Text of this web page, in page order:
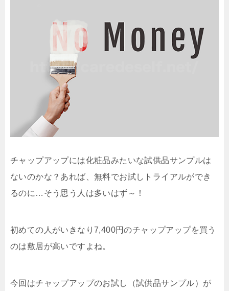
チャップアップには化粧品みたいな試供品サンプルは
ないのかな？あれば、無料でお試しトライアルができ
るのに…そう思う人は多いはず～！
初めての人がいきなり7,400円のチャップアップを買う
のは敷居が高いですよね。
今回はチャップアップのお試し（試供品サンプル）が